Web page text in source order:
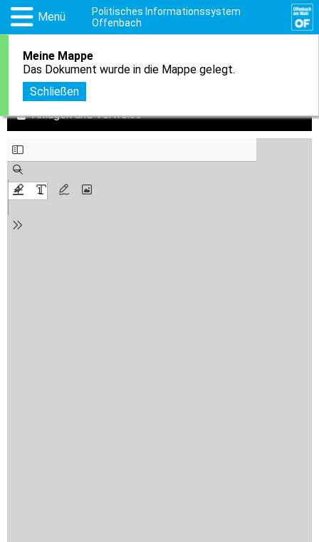
Menü
Politisches Informationssystem
Offenbach
Meine Mappe
Das Dokument wurde in die Mappe gelegt.
Schließen
In meine Mappe aufnehmen
Download
Anlagen und Verweise